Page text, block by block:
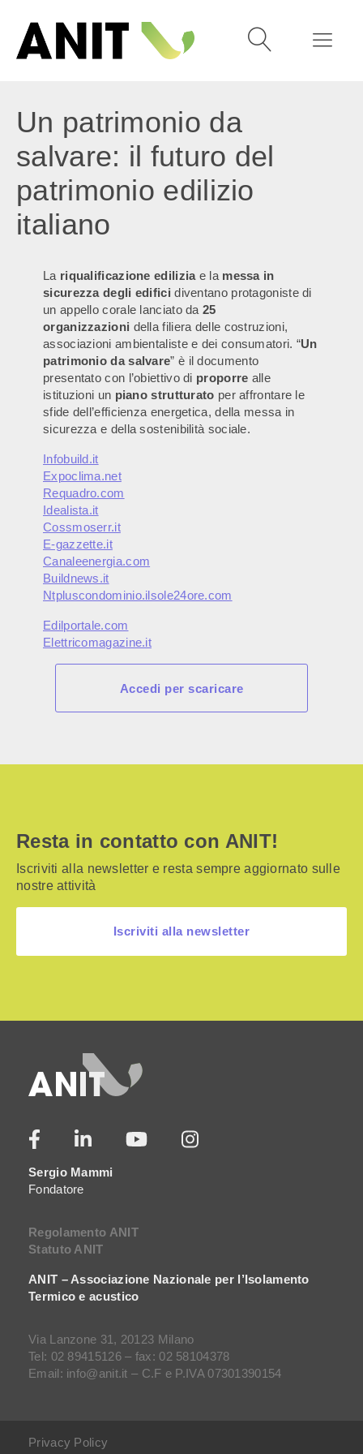
Un patrimonio da
salvare: il futuro del
patrimonio edilizio
italiano
La riqualificazione ediliziae lamessa in
sicurezza degli edifici diventano protagoniste di
un appello corale lanciato da25
organizzazioni della filiera delle costruzioni,
associazioni ambientaliste e dei consumatori. “Un
patrimonio da salvare” è il documento
presentato con l’obiettivo di proporre alle
istituzioni un piano strutturato per affrontare le
sfide dell’efficienza energetica, della messa in
sicurezza e della sostenibilità sociale.
Infobuild.it
Expoclima.net
Requadro.com
Idealista.it
Cossmoserr.it
E-gazzette.it
Canaleenergia.com
Buildnews.it
Ntpluscondominio.ilsole24ore.com
Edilportale.com
Elettricomagazine.it
Accedi per scaricare
Resta in contatto con ANIT!
Iscriviti alla newsletter e resta sempre aggiornato sulle
nostre attività
Iscriviti alla newsletter
Sergio Mammi
Fondatore
Regolamento ANIT
Statuto ANIT
ANIT – Associazione Nazionale per l’Isolamento
Termico e acustico
Via Lanzone 31, 20123 Milano
Tel: 02 89415126 – fax: 02 58104378
Email: info@anit.it – C.F e P.IVA 07301390154
Privacy Policy